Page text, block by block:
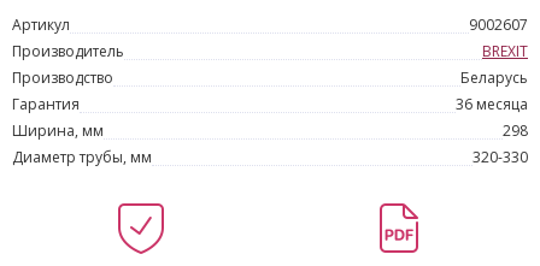
Артикул
9002607
Производитель
BREXIT
Производство
Беларусь
Гарантия
36 месяца
Ширина, мм
298
Диаметр трубы, мм
320-330